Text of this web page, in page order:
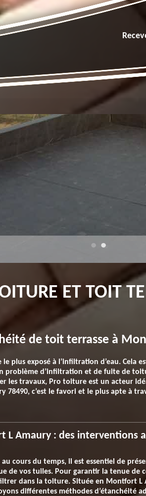
ET TOIT
de toit terrasse à
plus exposé à l’infiltration d’eau. Cela
problème d’infiltration et de fuite de
les travaux, Pro toiture est un acteur
78490, c’est le favori et le plus apte à
Amaury : des interventions
cours du temps, il est essentiel de
de vos tuiles. Pour garantir la tenue
dans la toiture. Située en Montfort
différentes méthodes d’étanchéité